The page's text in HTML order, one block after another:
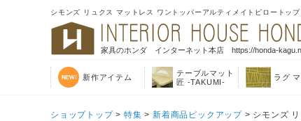
シモンズ リュクス マットレス ワントッパーアルティメイトピロート
家具のホンダ インターネット本店 https://honda-
新作アイテム
テーブルマット
匠 -TAKUMI-
ラグ
ショップトップ> 特集 >新着商品ピックアップ > シモンズ